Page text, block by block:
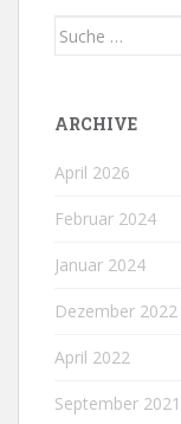
Suche
ARCHIVE
April 2026
Februar 2024
Januar 2024
Dezember 2022
April 2022
September 2021